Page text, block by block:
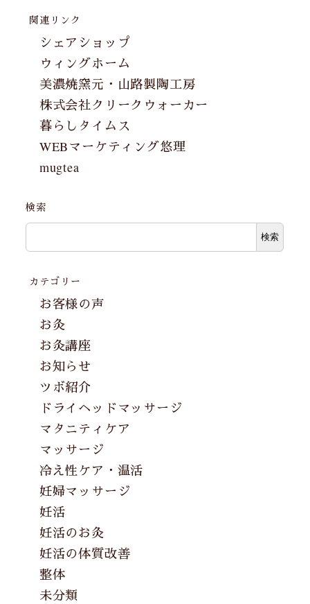
関連リンク
シェアショップ
ウィングホーム
美濃焼窯元・山路製陶工房
株式会社クリークウォーカー
暮らしタイムス
WEBマーケティング悠理
mugtea
検索
検索
カテゴリー
お客様の声
お灸
お灸講座
お知らせ
ツボ紹介
ドライヘッドマッサージ
マタニティケア
マッサージ
冷え性ケア・温活
妊婦マッサージ
妊活
妊活のお灸
妊活の体質改善
整体
未分類